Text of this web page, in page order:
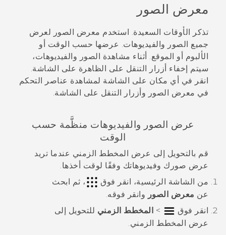
البرامج + التطبيقات
الدعم
أجهزة HTC والملحقات
معرض الصور
تذكر الأوقات السعيدة. استخدم معرض الصور لعرض
جميع الصور والفيديوهات. عرضها حسب الوقت أو
الألبوم أو الموقع. أثناء مشاهدة الصور والفيديوهات،
سيتم إخفاء أزرار التنقل على الظاهرة على الشاشة.
انقر في أي مكان على الشاشة لمشاهدة عناصر التحكم
في معرض الصور وأزرار التنقل على الشاشة.
عرض الصور والفيديوهات منظَّمة حسب
الوقت
قم بالتحويل إلى عرض المخطط الزمني عندما تريد
عرض صورك وفيديوهاتك وفقًا لوقت أخذها.
من الشاشة الرئيسية، انقر فوق
، ثم ابحث
عن معرض الصور وانقر فوقه.
انقر فوق
> المخطط الزمني للتحويل إلى
عرض
المخطط الزمني.